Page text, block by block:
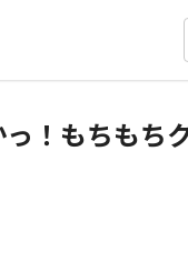
！もちもち